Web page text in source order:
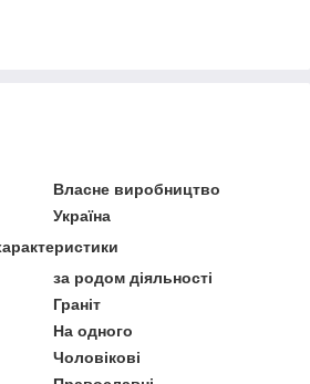
Власне виробництво
Україна
за родом діяльності
Граніт
На одного
Чоловікові